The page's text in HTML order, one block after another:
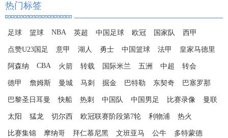
热门标签
足球 篮球 NBA 英超 中国足球 欧冠 国家队 西甲
点赞U23国足 意甲 湖人 勇士 中国篮球 法甲 皇家马德里
阿森纳 CBA 火箭 转载 国际米兰 五洲 中超 转会
德甲 詹姆斯 曼城 马刺 掘金 巴特勒 东契奇 巴塞罗那
巴黎圣日耳曼 快船 热刺 中国队 中国男足 比赛录像 曼联
太阳 猛龙 切尔西 欧冠联赛阶段第7轮 利物浦 热火
比赛集锦 摩纳哥 拜仁慕尼黑 文班亚马 公牛 多特蒙德